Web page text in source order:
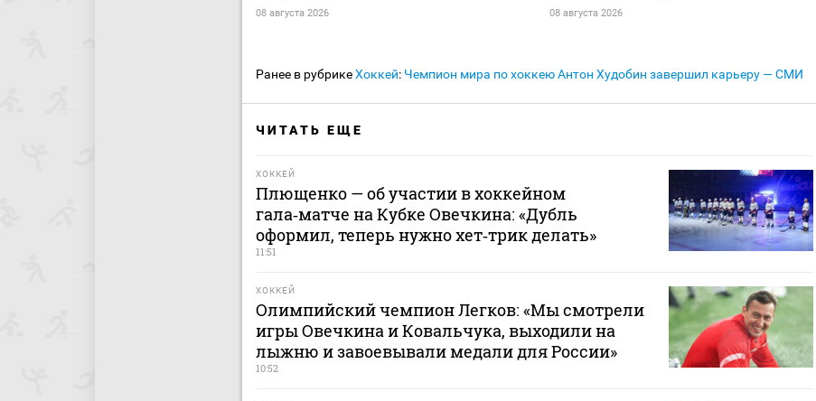
08 августа 2026 08 августа 2026
Ранее в рубрикеХоккей: Чемпион мира по хоккею Антон Худобин завершил карьеру — СМИ
ЧИТАТЬ ЕЩЕ
ХОККЕЙ
Плющенко — об участии в хоккейном
гала‑матче на Кубке Овечкина: «Дубль
оформил, теперь нужно хет‑трик делать»
11:51
ХОККЕЙ
Олимпийский чемпион Легков: «Мы смотрели
игры Овечкина и Ковальчука, выходили на
лыжню и завоевывали медали для России»
10:52